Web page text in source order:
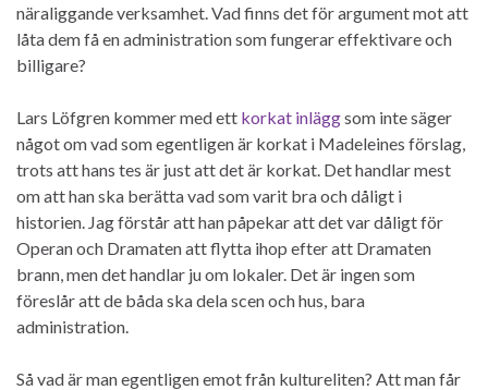
näraliggande verksamhet. Vad finns det för argument mot att
låta dem få en administration som fungerar effektivare och
billigare?
Lars Löfgren kommer med ett korkat inläggsom inte säger
något om vad som egentligen är korkat i Madeleines förslag,
trots att hans tes är just att det är korkat. Det handlar mest
om att han ska berätta vad som varit bra och dåligt i
historien. Jag förstår att han påpekar att det var dåligt för
Operan och Dramaten att flytta ihop efter att Dramaten
brann, men det handlar ju om lokaler. Det är ingen som
föreslår att de båda ska dela scen och hus, bara
administration.
Så vad är man egentligen emot från kultureliten? Att man får